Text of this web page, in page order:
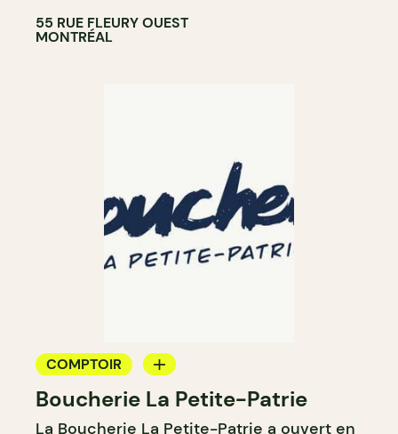
55 RUE FLEURY OUEST
MONTRÉAL
COMPTOIR
BOUCHERIE
Boucherie La Petite-Patrie
La Boucherie La Petite-Patrie a ouvert en